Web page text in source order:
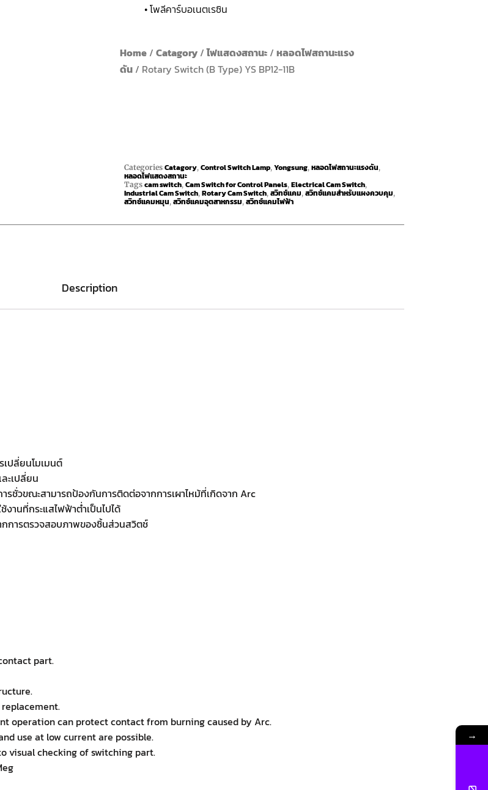
• โพลีคาร์บอเนตเรซิน
Home / Catagory /ไฟแสดงสถานะ / หลอดไฟสถานะแรง
ดัน / Rotary Switch (B Type) YS BP12-11B
Categories Catagory,Control Switch Lamp,Yongsung,หลอดไฟสถานะแรงดัน,
หลอดไฟแสดงสถานะ
Tags cam switch,Cam Switch for Control Panels,Electrical Cam Switch,
Industrial Cam Switch,Rotary Cam Switch,สวิทช์แคม,สวิทช์แคมสำหรับแผงควบคุม,
สวิทช์แคมหมุน,สวิทช์แคมอุตสาหกรรม,สวิทช์แคมไฟฟ้า
Description
ปลี่ยนโมเมนต์
ะเปลี่ยน
รชั่วขณะสามารถป้องกันการติดต่อจากการเผาไหม้ที่เกิดจาก Arc
งานที่กระแสไฟฟ้าต่ำเป็นไปได้
กการตรวจสอบภาพของชิ้นส่วนสวิตช์
part.
operation can protect contact from burning caused by Arc.
use at low current are possible.
visual checking of switching part.
→